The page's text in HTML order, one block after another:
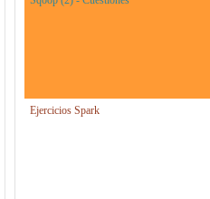
Ejercicios Spark